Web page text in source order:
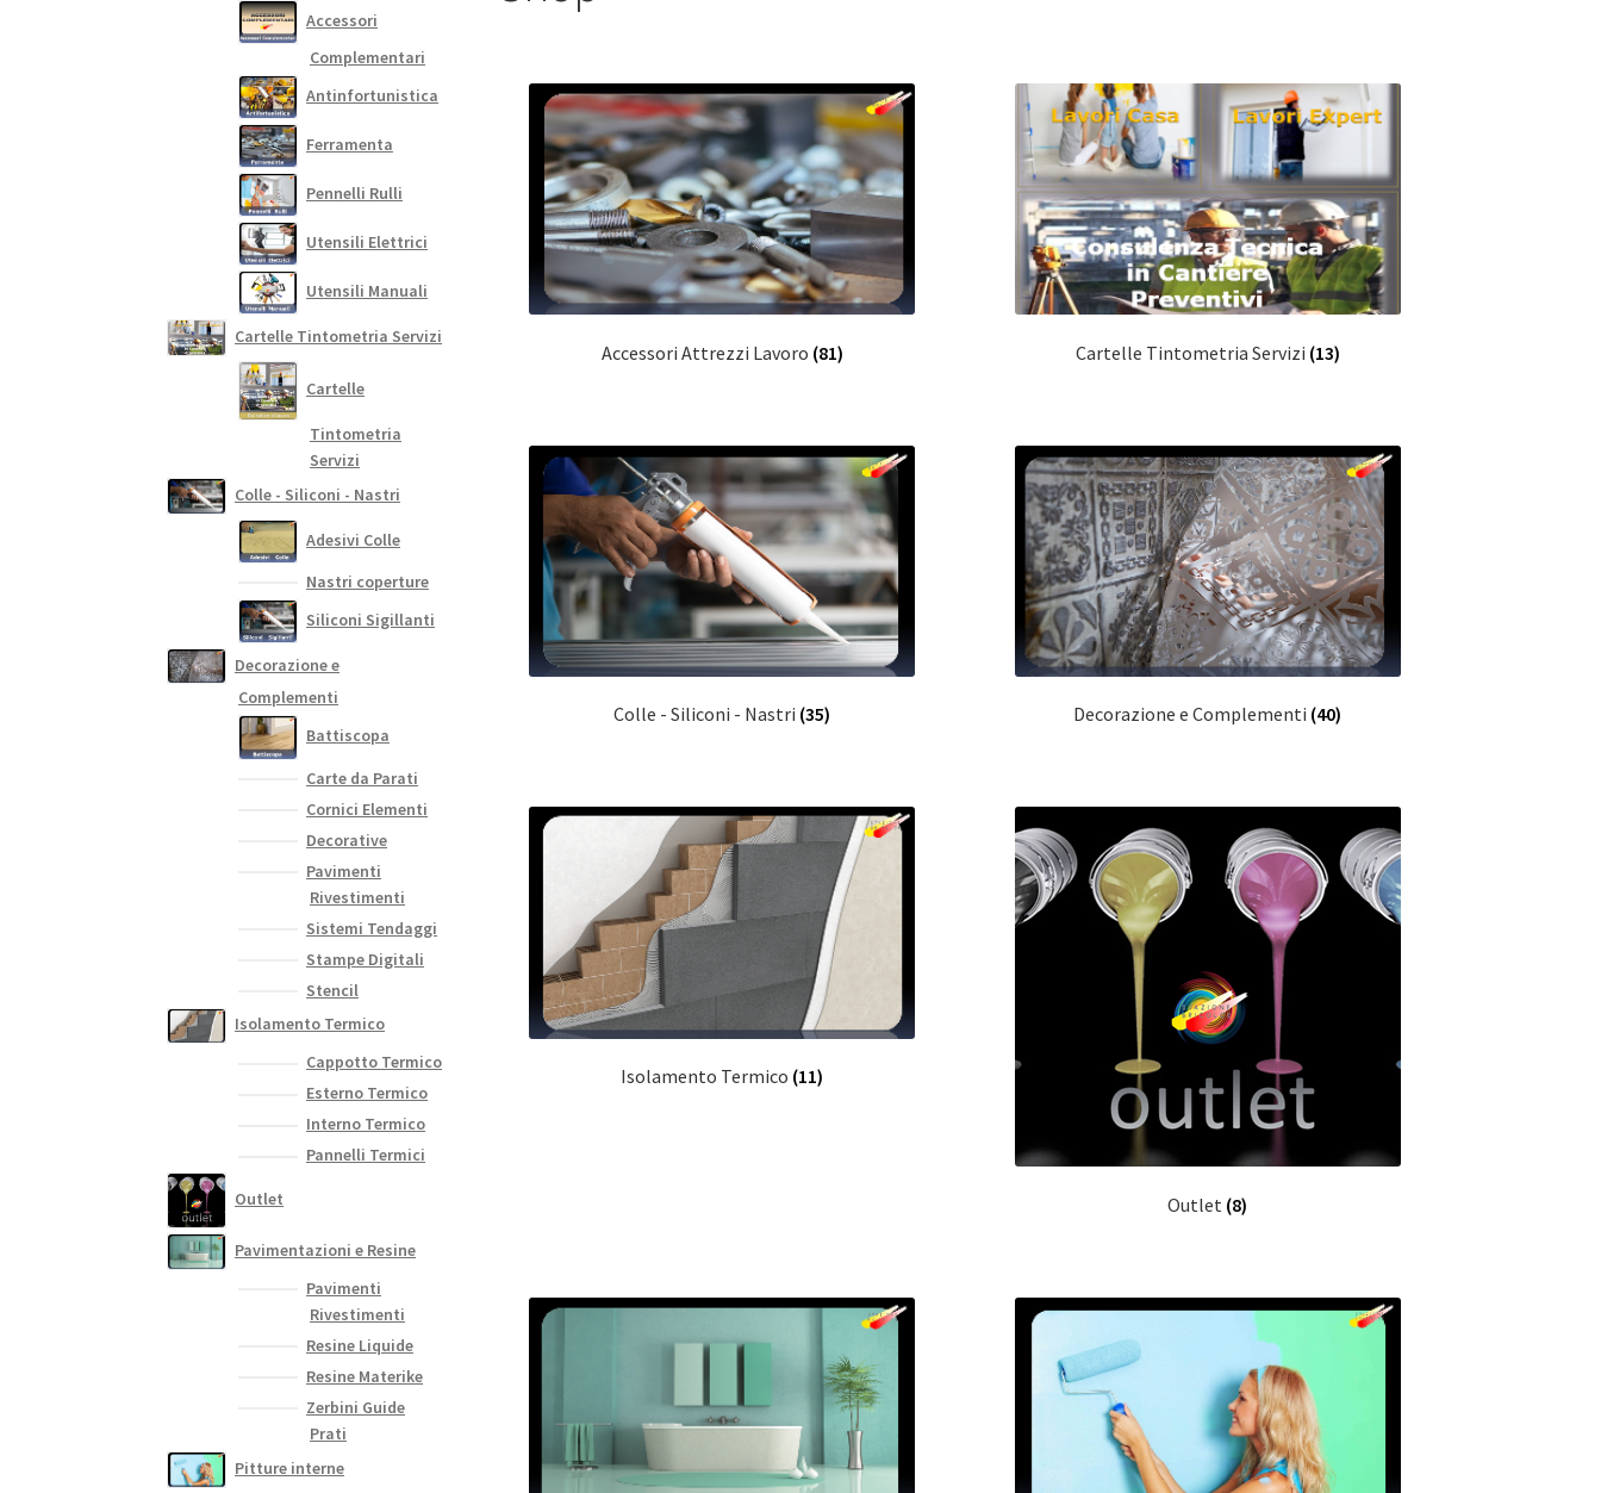
Accessori Attrezzi Lavoro (81) Cartelle Tintometria Servizi (13)
Colle - Siliconi - Nastri (35) Decorazione e Complementi (40)
Isolamento Termico (11)
Outlet (8)
Accessori
Complementari
Antinfortunistica
Ferramenta
Pennelli Rulli
Utensili Elettrici
Utensili Manuali
Cartelle Tintometria Servizi
Cartelle
Tintometria
Servizi
Colle - Siliconi - Nastri
Adesivi Colle
Nastri coperture
Siliconi Sigillanti
Decorazione e
Complementi
Battiscopa
Carte da Parati
Cornici Elementi
Decorative
Pavimenti
Rivestimenti
Sistemi Tendaggi
Stampe Digitali
Stencil
Isolamento Termico
Cappotto Termico
Esterno Termico
Interno Termico
Pannelli Termici
Outlet
Pavimentazioni e Resine
Pavimenti
Rivestimenti
Resine Liquide
Resine Materike
Zerbini Guide
Prati
Pitture interne